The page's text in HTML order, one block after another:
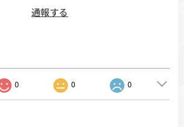
通報する
0 0 0